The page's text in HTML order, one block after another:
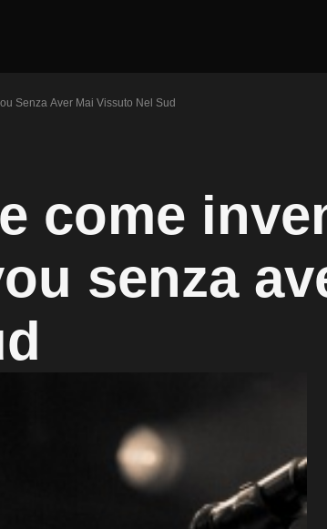
Senza Aver Mai Vissuto Nel Sud
come
senza